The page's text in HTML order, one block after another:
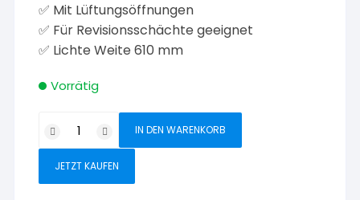
✅ Mit Lüftungsöffnungen
✅ Für Revisionsschächte geeignet
✅ Lichte Weite 610 mm
Vorrätig
BEGU
Schachtabdeckung
IN DEN WARENKORB
JETZT KAUFEN